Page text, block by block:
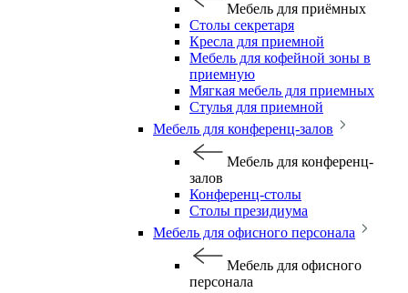
Мебель для приёмных
Столы секретаря
Кресла для приемной
Мебель для кофейной зоны в
приемную
Мягкая мебель для приемных
Стулья для приемной
Мебель для конференц-залов
Мебель для конференц-
залов
Конференц-столы
Столы президиума
Мебель для офисного персонала
Мебель для офисного
персонала